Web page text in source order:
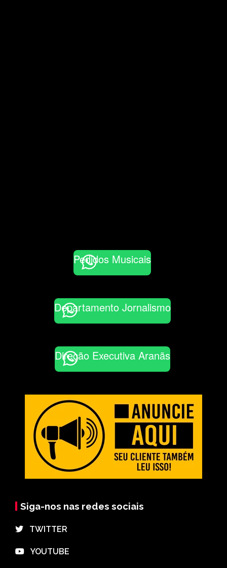
Pedidos Musicais
Departamento Jornalismo
Direção Executiva Aranãs
Siga-nos nas redes sociais
⠀TWITTER
⠀YOUTUBE